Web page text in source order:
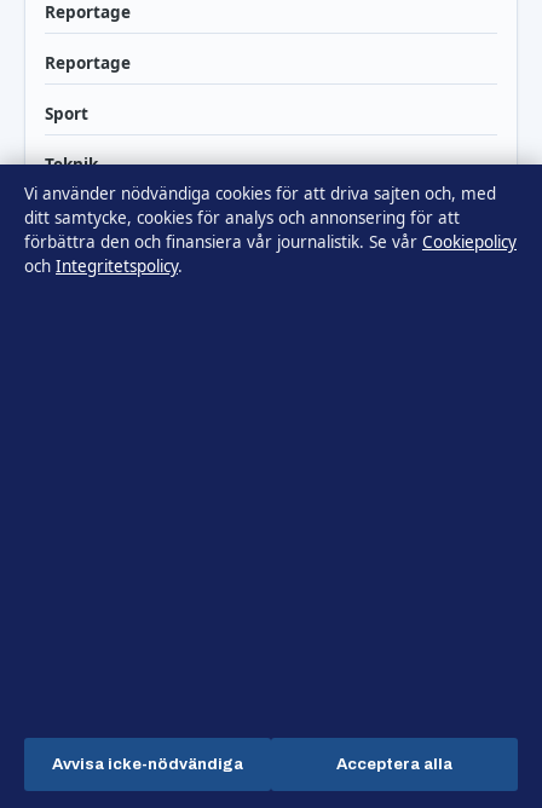
Reportage
Reportage
Sport
Teknik
Teknik
Världen
Department of Registrar of Companies: HE 428112
Vi använder nödvändiga cookies för att driva sajten och, med
ditt samtycke, cookies för analys och annonsering för att
förbättra den och finansiera vår journalistik. Se vår Cookiepolicy
och Integritetspolicy.
Avvisa icke-nödvändiga Acceptera alla